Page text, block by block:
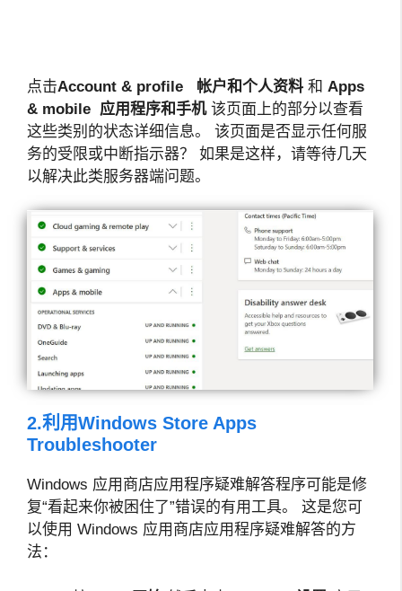
点击Account & profile 帐户和个人资料 和 Apps
& mobile 应用程序和手机该页面上的部分以查看
这些类别的状态详细信息。 该页面是否显示任何服
务的受限或中断指示器？ 如果是这样，请等待几天
以解决此类服务器端问题。
2.利用Windows Store Apps
Troubleshooter
Windows 应用商店应用程序疑难解答程序可能是修
复“看起来你被困住了”错误的有用工具。 这是您可
以使用 Windows 应用商店应用程序疑难解答的方
法：